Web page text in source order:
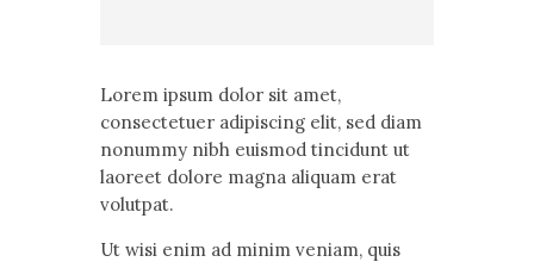
Lorem ipsum dolor sit amet,
consectetuer adipiscing elit, sed diam
nonummy nibh euismod tincidunt ut
laoreet dolore magna aliquam erat
volutpat.
Ut wisi enim ad minim veniam, quis